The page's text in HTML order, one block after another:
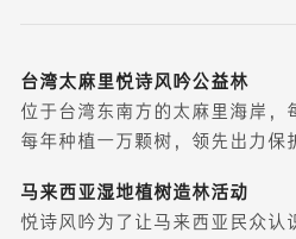
台湾太麻里悦诗风吟公益林
位于台湾东南方的太麻里海岸，
每年种植一万颗树，领先出力保
马来西亚湿地植树造林活动
悦诗风吟为了让马来西亚民众认